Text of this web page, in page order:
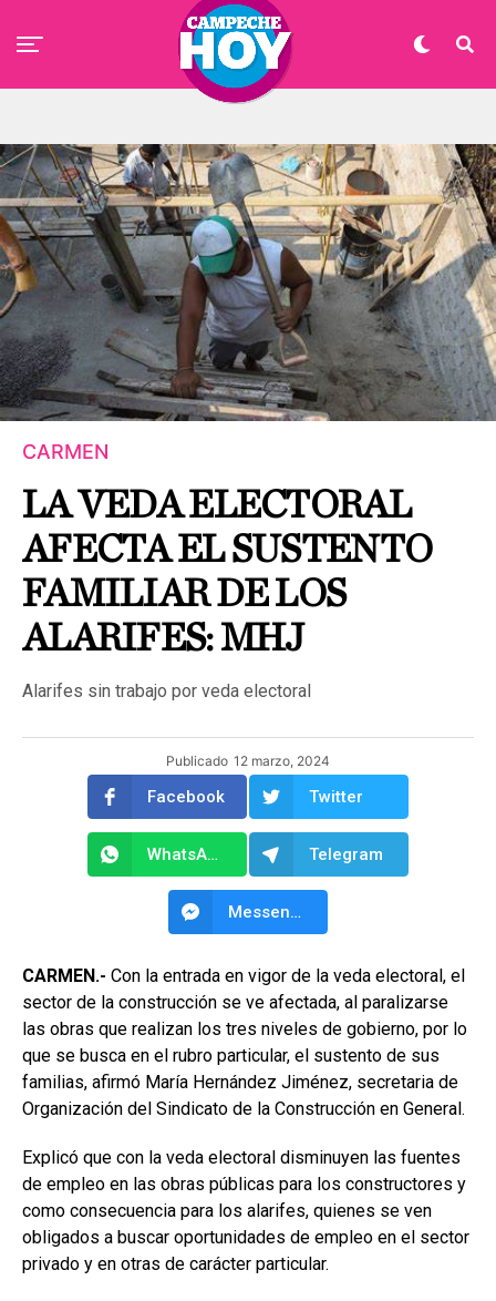
CARMEN
LA VEDA ELECTORAL
AFECTA EL SUSTENTO
FAMILIAR DE LOS
ALARIFES: MHJ
Alarifes sin trabajo por veda electoral
Publicado 12 marzo, 2024
Facebook Twitter
WhatsApp Telegram
Messenger
CARMEN.- Con la entrada en vigor de la veda electoral, el
sector de la construcción se ve afectada, al paralizarse
las obras que realizan los tres niveles de gobierno, por lo
que se busca en el rubro particular, el sustento de sus
familias, afirmó María Hernández Jiménez, secretaria de
Organización del Sindicato de la Construcción en General.
Explicó que con la veda electoral disminuyen las fuentes
de empleo en las obras públicas para los constructores y
como consecuencia para los alarifes, quienes se ven
obligados a buscar oportunidades de empleo en el sector
privado y en otras de carácter particular.